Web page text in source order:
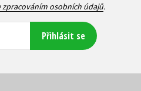
zpracováním osobních údajů.
Přihlásit se